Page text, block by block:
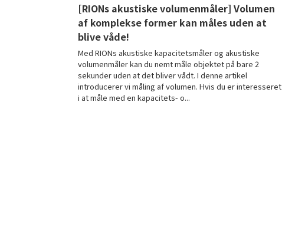
[RIONs akustiske volumenmåler] Volumen
af komplekse former kan måles uden at
blive våde!
Med RIONs akustiske kapacitetsmåler og akustiske
volumenmåler kan du nemt måle objektet på bare 2
sekunder uden at det bliver vådt. I denne artikel
introducerer vi måling af volumen. Hvis du er interesseret
i at måle med en kapacitets- o...